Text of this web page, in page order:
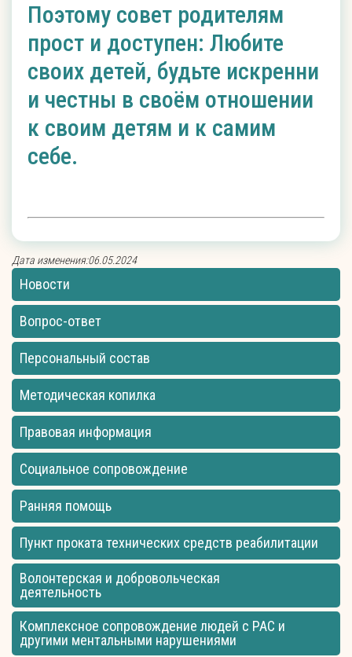
Поэтому совет родителям
прост и доступен: Любите
своих детей, будьте искренни
и честны в своём отношении
к своим детям и к самим
себе.
Дата изменения:06.05.2024
Новости
Вопрос-ответ
Персональный состав
Методическая копилка
Правовая информация
Социальное сопровождение
Ранняя помощь
Пункт проката технических средств реабилитации
Волонтерская и добровольческая
деятельность
Комплексное сопровождение людей с РАС и
другими ментальными нарушениями